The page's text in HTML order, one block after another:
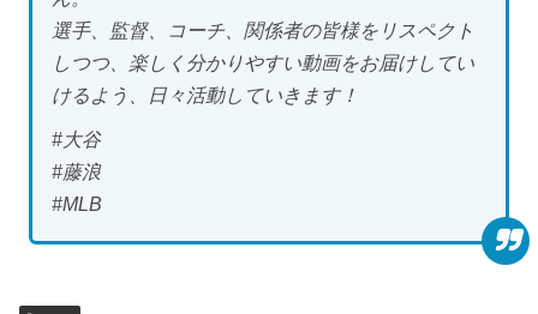
選手、監督、コーチ、関係者の皆様をリスペクト
しつつ、楽しく分かりやすい動画をお届けしてい
けるよう、日々活動していきます！
#大谷
#藤浪
#MLB